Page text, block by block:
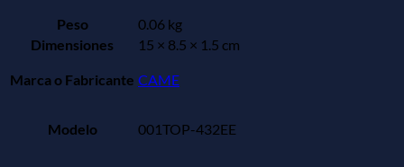
Peso
0.06 kg
Dimensiones
15 × 8.5 × 1.5 cm
Marca o Fabricante CAME
Modelo 001TOP-432EE